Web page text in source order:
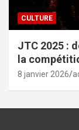
CULTURE
JTC 2025 :
la
8 janvier 2026